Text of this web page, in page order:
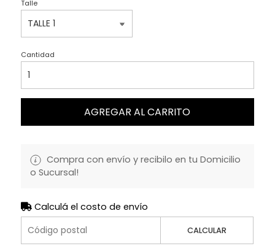
Talle
Cantidad
AGREGAR AL CARRITO
Compra con envío y recibilo en tu Domicilio
o Sucursal!
Calculá el costo de envío
CALCULAR